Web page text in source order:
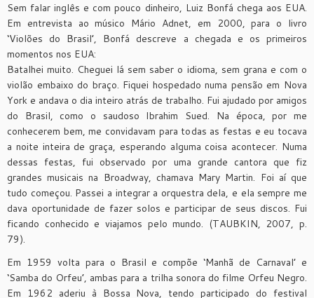
Sem falar inglês e com pouco dinheiro, Luiz Bonfá chega aos EUA.
Em entrevista ao músico Mário Adnet, em 2000, para o livro
‘Violões do Brasil’, Bonfá descreve a chegada e os primeiros
momentos nos EUA:
Batalhei muito. Cheguei lá sem saber o idioma, sem grana e com o
violão embaixo do braço. Fiquei hospedado numa pensão em Nova
York e andava o dia inteiro atrás de trabalho. Fui ajudado por amigos
do Brasil, como o saudoso Ibrahim Sued. Na época, por me
conhecerem bem, me convidavam para todas as festas e eu tocava
a noite inteira de graça, esperando alguma coisa acontecer. Numa
dessas festas, fui observado por uma grande cantora que fiz
grandes musicais na Broadway, chamava Mary Martin. Foi aí que
tudo começou. Passei a integrar a orquestra dela, e ela sempre me
dava oportunidade de fazer solos e participar de seus discos. Fui
ficando conhecido e viajamos pelo mundo. (TAUBKIN, 2007, p.
79).
Em 1959 volta para o Brasil e compõe ‘Manhã de Carnaval’ e
‘Samba do Orfeu’, ambas para a trilha sonora do filme Orfeu Negro.
Em 1962 aderiu à Bossa Nova, tendo participado do festival